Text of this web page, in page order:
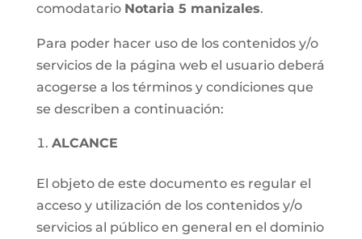
comodatario Notaria 5 manizales.
Para poder hacer uso de los contenidos y/o
servicios de la página web el usuario deberá
acogerse a los términos y condiciones que
se describen a continuación:
ALCANCE
El objeto de este documento es regular el
acceso y utilización de los contenidos y/o
servicios al público en general en el dominio